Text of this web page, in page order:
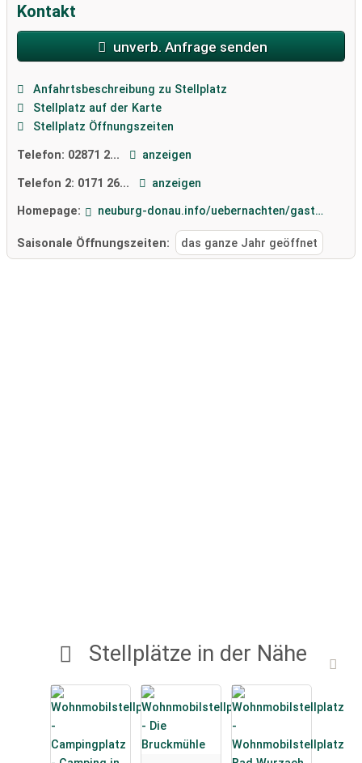
Erkunden Sie den Strand sowie Rad-und Wanderwege
direkt am Wohnmobilstellplatz.
Eine Infrastruktur für Ihre Bedürfnisse bestehend aus
Frischwassser (kein Trinkwasser) sowie einer Rezeption
werden in den nächsten Monaten installiert. Aufgrund der
Corona-Pandemie ist die Umsetzung etwas zeitverzögert.
Die Innenstadt von Neuburg an der Donau lädt Sie zu
einem ausgiebigen Stadtbummel ein und lockt mit
Sehenswürdigkeiten, Geschäften und einer
wunderschönen Altstadtkulisse.
Kontakt
unverb. Anfrage senden
Anfahrtsbeschreibung zu Stellplatz
Stellplatz auf der Karte
Stellplatz Öffnungszeiten
Telefon: 02871 2... anzeigen
Telefon 2: 0171 26... anzeigen
Homepage: neuburg-donau.info/uebernachten/gastgeber-in-neuburg/wohnmobilstellplatz-schloesslwiese_id3704
Saisonale Öffnungszeiten: das ganze Jahr geöffnet
Stellplätze in der Nähe